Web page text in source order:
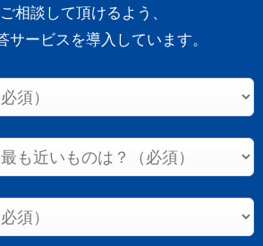
相談して頂けるよう、
サービスを導入しています。